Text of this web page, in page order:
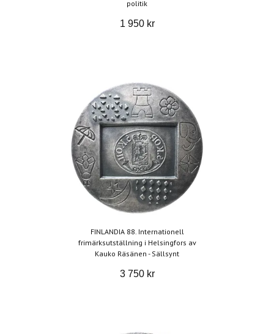
politik
1 950 kr
FINLANDIA 88. Internationell
frimärksutställning i Helsingfors av
Kauko Räsänen - Sällsynt
3 750 kr